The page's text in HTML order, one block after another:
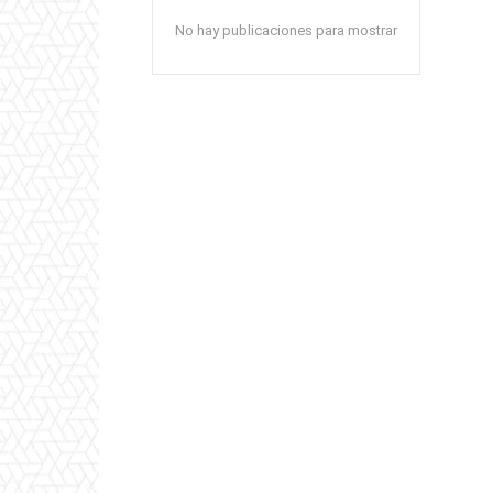
No hay publicaciones para mostrar